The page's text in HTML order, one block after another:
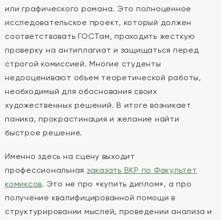
или графического романа. Это полноценное
исследовательское проект, который должен
соответствовать ГОСТам, проходить жесткую
проверку на антиплагиат и защищаться перед
строгой комиссией. Многие студенты
недооценивают объем теоретической работы,
необходимый для обоснования своих
художественных решений. В итоге возникает
паника, прокрастинация и желание найти
быстрое решение.
Именно здесь на сцену выходит
профессиональная заказать ВКР по Факультет
комиксов. Это не про «купить диплом», а про
получение квалифицированной помощи в
структурировании мыслей, проведении анализа и